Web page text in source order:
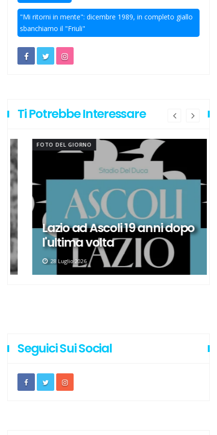
Ecco Kondo per una Lazio che vuole stupire
A2 Elite, debutto in casa con il Taranto
"Mi ritorni in mente": dicembre 1989, in completo giallo
sbanchiamo il "Friuli"
Ti Potrebbe Interessare
FOTO DEL GIORNO
Lazio ad Ascoli 19 anni dopo
l'ultima volta
28 Luglio 2026
Seguici Sui Social